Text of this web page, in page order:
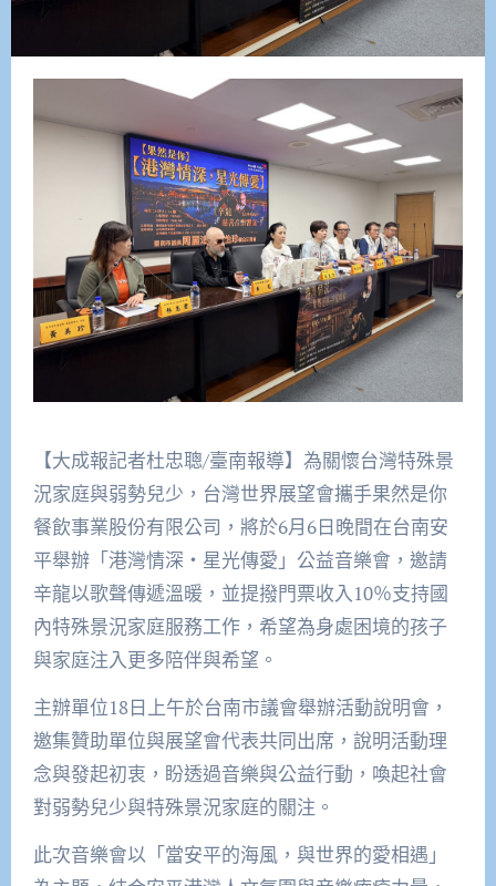
【大成報記者杜忠聰/臺南報導】為關懷台灣特殊景
況家庭與弱勢兒少，台灣世界展望會攜手果然是你
餐飲事業股份有限公司，將於6月6日晚間在台南安
平舉辦「港灣情深・星光傳愛」公益音樂會，邀請
辛龍以歌聲傳遞溫暖，並提撥門票收入10％支持國
內特殊景況家庭服務工作，希望為身處困境的孩子
與家庭注入更多陪伴與希望。
主辦單位18日上午於台南市議會舉辦活動說明會，
邀集贊助單位與展望會代表共同出席，說明活動理
念與發起初衷，盼透過音樂與公益行動，喚起社會
對弱勢兒少與特殊景況家庭的關注。
此次音樂會以「當安平的海風，與世界的愛相遇」